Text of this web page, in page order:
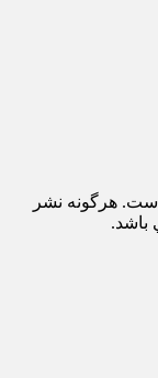
هرگونه نشر
باشد.